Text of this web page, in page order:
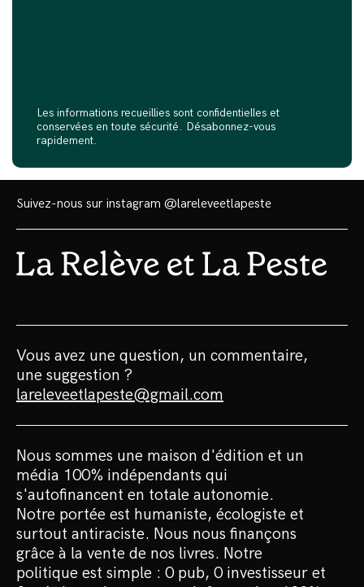
Les informations recueillies sont confidentielles et
conservées en toute sécurité. Désabonnez-vous
rapidement.
Suivez-nous sur instagram @lareleveetlapeste
Vous avez une question, un commentaire,
une suggestion ?
lareleveetlapeste@gmail.com
Nous sommes une maison d'édition et un
média 100% indépendants qui
s'autofinancent en totale autonomie.
Notre portée est humaniste, écologiste et
surtout antiraciste. Nous nous finançons
grâce à la vente de nos livres. Notre
politique est simple : 0 pub, 0 investisseur et